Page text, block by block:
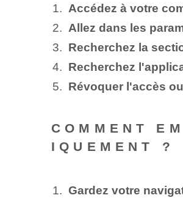
Accédez à votre
Allez dans les
Recherchez la
Recherchez
Révoquer l'accès
COMMENT
IQUEMENT ?
Gardez votre